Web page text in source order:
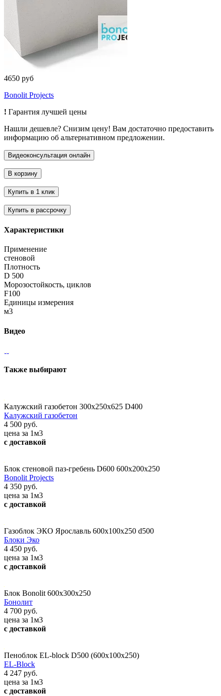
4650 руб
Bonolit Projects
! Гарантия лучшей цены
Нашли дешевле? Снизим цену! Вам достаточно предоставить
информацию об альтернативном предложении.
Характеристики
Применение
стеновой
Плотность
D 500
Морозостойкость, циклов
F100
Единицы измерения
м3
Видео
Также выбирают
Калужский газобетон 300х250х625 D400
Калужский газобетон
4 500 руб.
цена за 1м3
с доставкой
Блок стеновой паз-гребень D600 600х200х250
Bonolit Projects
4 350 руб.
цена за 1м3
с доставкой
Газоблок ЭКО Ярославль 600х100х250 d500
Блоки Эко
4 450 руб.
цена за 1м3
с доставкой
Блок Bonolit 600x300x250
Бонолит
4 700 руб.
цена за 1м3
с доставкой
Пеноблок EL-block D500 (600х100х250)
EL-Block
4 247 руб.
цена за 1м3
с доставкой